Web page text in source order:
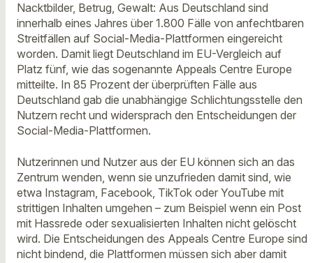
Nacktbilder, Betrug, Gewalt: Aus Deutschland sind
innerhalb eines Jahres über 1.800 Fälle von anfechtbaren
Streitfällen auf Social-Media-Plattformen eingereicht
worden. Damit liegt Deutschland im EU-Vergleich auf
Platz fünf, wie das sogenannte Appeals Centre Europe
mitteilte. In 85 Prozent der überprüften Fälle aus
Deutschland gab die unabhängige Schlichtungsstelle den
Nutzern recht und widersprach den Entscheidungen der
Social-Media-Plattformen.
Nutzerinnen und Nutzer aus der EU können sich an das
Zentrum wenden, wenn sie unzufrieden damit sind, wie
etwa Instagram, Facebook, TikTok oder YouTube mit
strittigen Inhalten umgehen – zum Beispiel wenn ein Post
mit Hassrede oder sexualisierten Inhalten nicht gelöscht
wird. Die Entscheidungen des Appeals Centre Europe sind
nicht bindend, die Plattformen müssen sich aber damit